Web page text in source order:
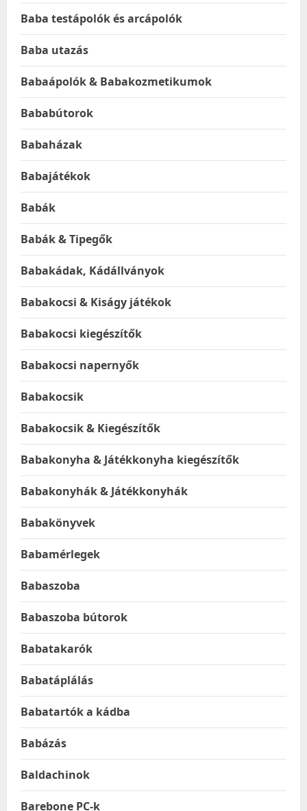
Baba testápolók és arcápolók
Baba utazás
Babaápolók & Babakozmetikumok
Bababútorok
Babaházak
Babajátékok
Babák
Babák & Tipegők
Babakádak, Kádállványok
Babakocsi & Kiságy játékok
Babakocsi kiegészítők
Babakocsi napernyők
Babakocsik
Babakocsik & Kiegészítők
Babakonyha & Játékkonyha kiegészítők
Babakonyhák & Játékkonyhák
Babakönyvek
Babamérlegek
Babaszoba
Babaszoba bútorok
Babatakarók
Babatáplálás
Babatartók a kádba
Babázás
Baldachinok
Barebone PC-k